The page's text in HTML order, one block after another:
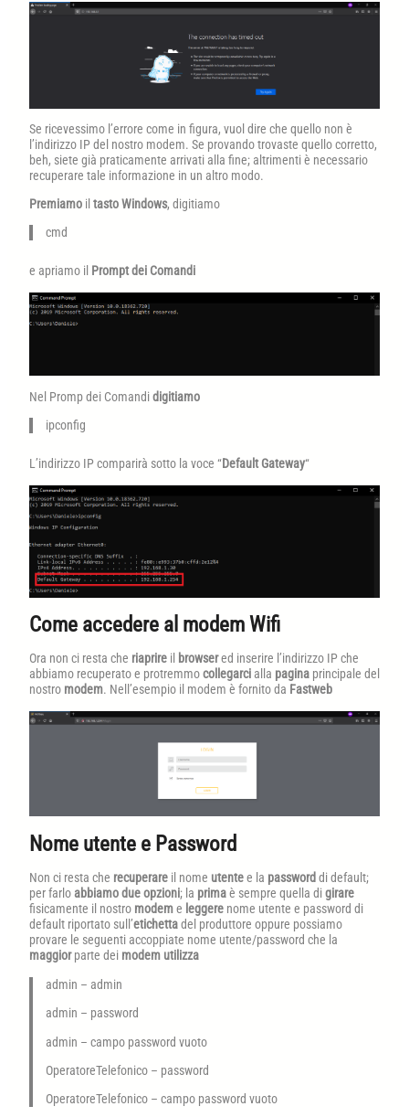
Se ricevessimo l’errore come in figura, vuol dire che quello non è
l’indirizzo IP del nostro modem. Se provando trovaste quello corretto,
beh, siete già praticamente arrivati alla fine; altrimenti è necessario
recuperare tale informazione in un altro modo.
Premiamo il tasto Windows, digitiamo
cmd
e apriamo il Prompt dei Comandi
Nel Promp dei Comandidigitiamo
ipconfig
L’indirizzo IP comparirà sotto la voce “Default Gateway“
Come accedere al modem Wifi
Ora non ci resta che riaprire il browsered inserire l’indirizzo IP che
abbiamo recuperato e protremmocollegarci alla pagina principale del
nostro modem. Nell’esempio il modem è fornito da Fastweb
Nome utente e Password
Non ci resta che recuperare il nome utentee la passworddi default;
per farloabbiamo due opzioni; la primaè sempre quella digirare
fisicamente il nostro modeme leggere nome utente e password di
default riportato sull’etichettadel produttore oppure possiamo
provare le seguenti accoppiate nome utente/password che la
maggiorparte dei modem utilizza
admin – admin
admin – password
admin – campo password vuoto
OperatoreTelefonico – password
OperatoreTelefonico – campo password vuoto